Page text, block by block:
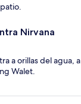
Nirvana
a orillas del agua, a
Walet.